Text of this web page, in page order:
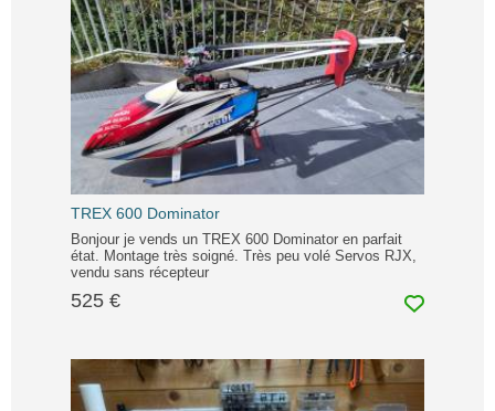
TREX 600 Dominator
Bonjour je vends un TREX 600 Dominator en parfait
état. Montage très soigné. Très peu volé Servos RJX,
vendu sans récepteur
525 €